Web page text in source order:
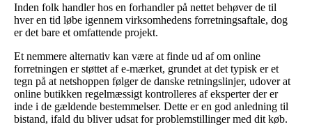
Inden folk handler hos en forhandler på nettet behøver de til
hver en tid løbe igennem virksomhedens forretningsaftale, dog
er det bare et omfattende projekt.
Et nemmere alternativ kan være at finde ud af om online
forretningen er støttet af e-mærket, grundet at det typisk er et
tegn på at netshoppen følger de danske retningslinjer, udover at
online butikken regelmæssigt kontrolleres af eksperter der er
inde i de gældende bestemmelser. Dette er en god anledning til
bistand, ifald du bliver udsat for problemstillinger med dit køb.